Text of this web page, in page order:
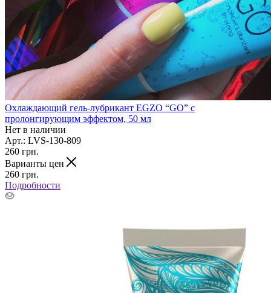
Охлаждающий гель-лубрикант EGZO “GO” с
пролонгирующим эффектом, 50 мл
Нет в наличии
Арт.: LVS-130-809
260 грн.
Варианты цен
260 грн.
Подробности